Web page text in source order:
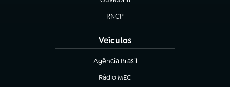
(abre em nova aba)
RNCP
(abre em nova aba)
Veículos
Agência Brasil
(abre em nova aba)
Rádio MEC